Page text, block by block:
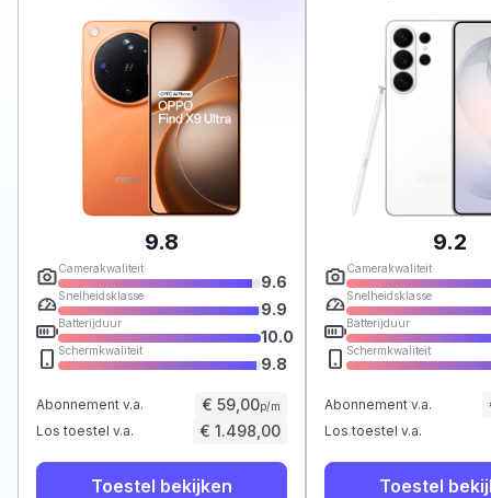
9.8
Camerakwaliteit
9.6
Snelheidsklasse
9.9
Batterijduur
10.0
Schermkwaliteit
9.8
Abonnement v.a. € 59,00p/m
Los toestel v.a. € 1.498,00
Toestel bekijken
9.2
Camerakwaliteit
Snelheidsklasse
Batterijduur
Schermkwaliteit
Abonnement v.a.
Los toestel v.a.
Toestel